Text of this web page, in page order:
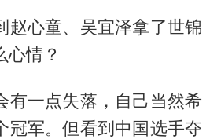
赵心童、吴宜泽拿了世锦
心情？
有一点失落，自己当然希
冠军。但看到中国选手夺